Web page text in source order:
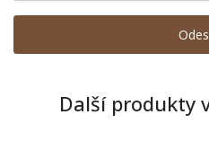
Další produkty